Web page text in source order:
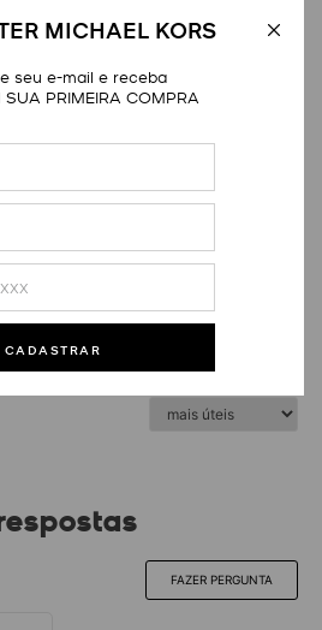
MICHAEL KORS
seu e-mail e receba
SUA PRIMEIRA COMPRA
CADASTRAR
recomendam o produto
FAZER PERGUNTA